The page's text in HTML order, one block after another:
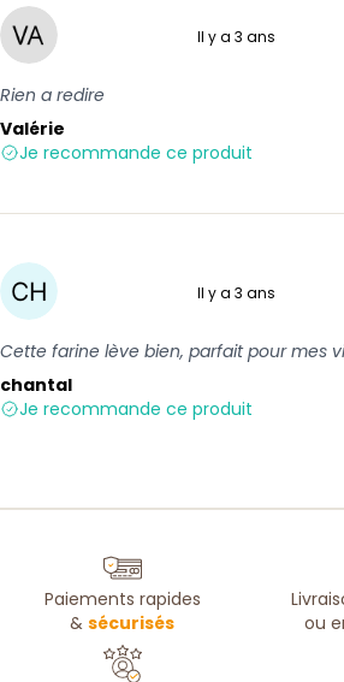
Il y a 3 ans
Rien a redire
Valérie
Je recommande ce produit
Il y a 3 ans
Cette farine lève bien, parfait pour mes
chantal
Je recommande ce produit
Paiements rapides
&sécurisés
ou